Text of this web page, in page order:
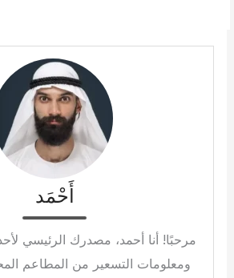
أَحْمَد
مرحبًا! أنا أحمد، مصدرك الرئيسي
ومعلومات التسعير من المطاعم